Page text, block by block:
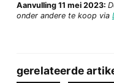
Aanvulling 11 mei 2023:
onder andere te koop via
gerelateerde